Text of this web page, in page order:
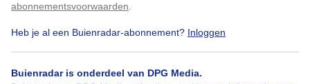
abonnementsvoorwaarden
Heb je al een Buienradar-abonnement? Inloggen
Buienradar is onderdeel van DPG Media.
Door: Arjan Pat Gemaakt: 10-05-2026, 19x bekeken